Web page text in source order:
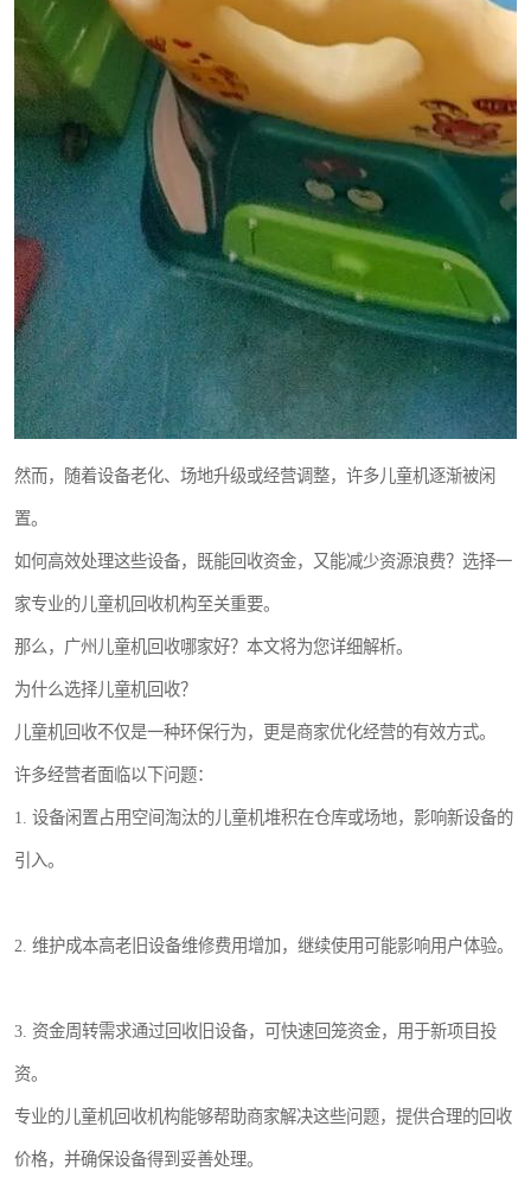
然而，随着设备老化、场地升级或经营调整，许多儿童机逐渐被闲
置。
如何高效处理这些设备，既能回收资金，又能减少资源浪费？选择一
家专业的儿童机回收机构至关重要。
那么，广州儿童机回收哪家好？本文将为您详细解析。
为什么选择儿童机回收？
儿童机回收不仅是一种环保行为，更是商家优化经营的有效方式。
许多经营者面临以下问题：
1. 设备闲置占用空间淘汰的儿童机堆积在仓库或场地，影响新设备的
引入。
2. 维护成本高老旧设备维修费用增加，继续使用可能影响用户体验。
3. 资金周转需求通过回收旧设备，可快速回笼资金，用于新项目投
资。
专业的儿童机回收机构能够帮助商家解决这些问题，提供合理的回收
价格，并确保设备得到妥善处理。